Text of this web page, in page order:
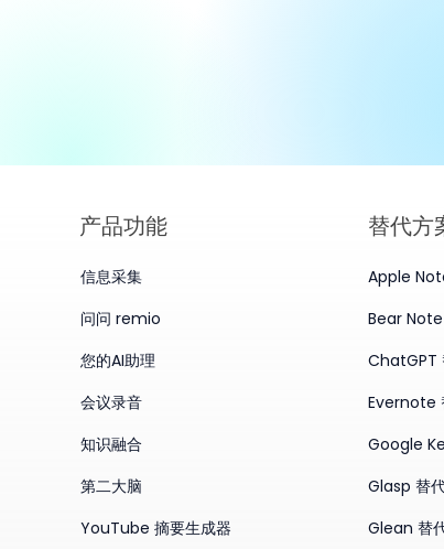
产品​功能
信息采集
问问 remio
您的AI助理
会议录音
知识融合
第二大脑
YouTube 摘要生成器
替代方
Apple
Bear
ChatGPT
Evernote
Google
Glasp 替
Glean 替